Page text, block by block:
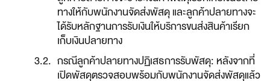
ทางให้กับพนักงานจัดส่งพัสดุ และลูกค้าปลายทางจะ
ได้รับหลักฐานการรับเงินให้บริการขนส่งสินค้าเรียก
เก็บเงินปลายทาง
กรณีลูกค้าปลายทางปฏิเสธการรับพัสดุ: หลังจากที่
เปิดพัสดุตรวจสอบพร้อมกับพนักงานจัดส่งพัสดุแล้ว